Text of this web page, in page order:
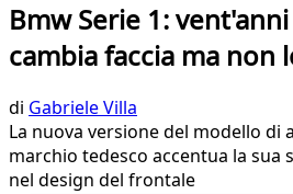
Bmw Serie 1:
cambia faccia ma non
di Gabriele Villa
La nuova versione del modello di
marchio tedesco accentua la
nel design del frontale